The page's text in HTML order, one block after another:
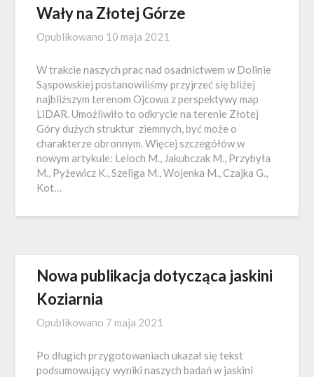
Wały na Złotej Górze
Opublikowano 10 maja 2021
W trakcie naszych prac nad osadnictwem w Dolinie
Sąspowskiej postanowiliśmy przyjrzeć się bliżej
najbliższym terenom Ojcowa z perspektywy map
LiDAR. Umożliwiło to odkrycie na terenie Złotej
Góry dużych struktur ziemnych, być może o
charakterze obronnym. Więcej szczegółów w
nowym artykule: Leloch M., Jakubczak M., Przybyła
M., Pyżewicz K., Szeliga M., Wojenka M., Czajka G.,
Kot…
Nowa publikacja dotycząca jaskini
Koziarnia
Opublikowano 7 maja 2021
Po długich przygotowaniach ukazał się tekst
podsumowujący wyniki naszych badań w jaskini